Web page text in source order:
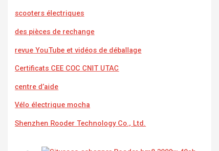
scooters électriques
des pièces de rechange
revue YouTube et vidéos de déballage
Certificats CEE COC CNIT UTAC
centre d’aide
Vélo électrique mocha
Shenzhen Rooder Technology Co., Ltd.